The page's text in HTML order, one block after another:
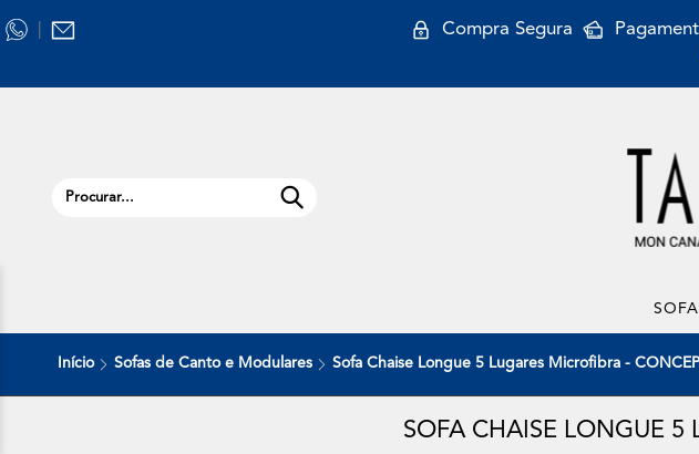
Compra Segura
Início Sofas de Canto e Modulares Sofa Chaise Longue 5 Lugares Microfibra -
SOFA CHAISE LONGUE 5